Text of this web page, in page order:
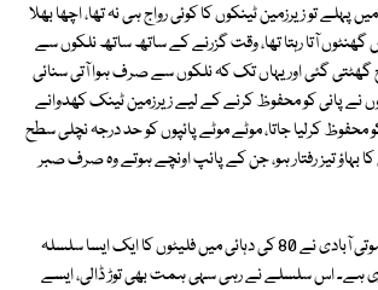
تو زیرزمین ٹینکوں کا کوئی رواج ہی نہ تھا، اچھا بھلا
گھنٹوں آتا رہتا تھا، وقت گزرنے کے ساتھ ساتھ نلکوں سے
گھٹتی گئی اور یہاں تک کہ نلکوں سے صرف ہوا آتی سنائی
نے پانی کو محفوظ کرنے کے لیے زیرزمین ٹینک کھدوانے
محفوظ کرلیا جاتا، موٹے موٹے پائپوں کو حد درجہ نچلی سطح
کا بہاؤ تیز رفتار ہو، جن کے پائپ اونچے ہوتے وہ صرف صبر
کراچی کی مزید گمبھیر ہوتی آبادی نے 80 کی دہائی میں فلیٹوں کا ایک ایسا سلسلہ
ہے۔ اس سلسلے نے رہی سہی ہمت بھی توڑ ڈالی، ایسے